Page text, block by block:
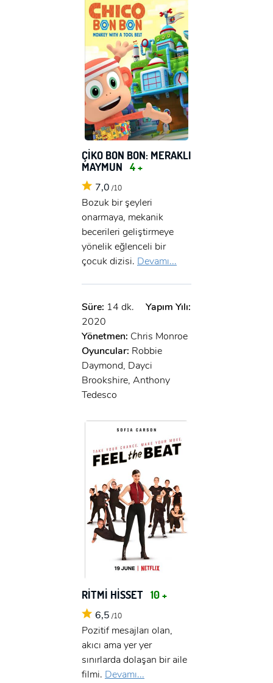
ÇİKO BON BON: MERAKLI
MAYMUN 4 +
7,0 /10
Bozuk bir şeyleri
onarmaya, mekanik
becerileri geliştirmeye
yönelik eğlenceli bir
çocuk dizisi. Devamı...
Süre: 14 dk.
Yapım Yılı:
2020
Yönetmen: Chris Monroe
Oyuncular: Robbie
Daymond, Dayci
Brookshire, Anthony
Tedesco
RİTMİ HİSSET 10 +
6,5 /10
Pozitif mesajları olan,
akıcı ama yer yer
sınırlarda dolaşan bir aile
filmi. Devamı...